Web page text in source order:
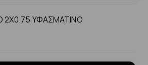
2Χ0.75 ΥΦΑΣΜΑΤΙΝΟ